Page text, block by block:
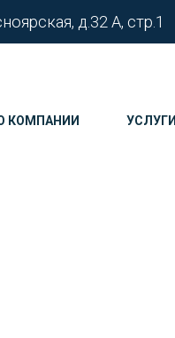
д.32 А, стр.1
КОМПАНИИ УСЛУГИ